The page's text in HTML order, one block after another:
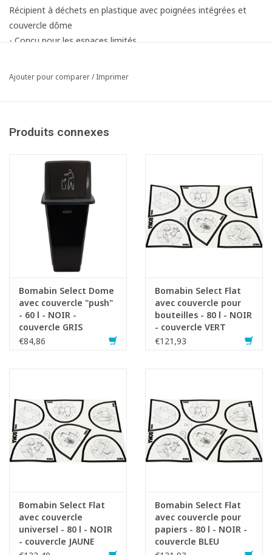
Récipient à déchets en plastique avec poignées intégrées et
couvercle dôme
- Conçu pour les espaces limités
- Facile à nettoyer et à entretenir
Article composé des éléments suivants:
1x750344 Couvercle " Push" pour poubelle Bomabin Select Flat
Fiche produit
Ajouter pour comparer/Imprimer
Produits connexes
Bomabin Select Dome
avec couvercle "push"
- 60 l - NOIR -
couvercle GRIS
€84,86
Bomabin Select Flat
avec couvercle pour
bouteilles - 80 l - NOIR
- couvercle VERT
€121,93
Bomabin Select Flat
avec couvercle
universel - 80 l - NOIR
- couvercle JAUNE
Bomabin Select Flat
avec couvercle pour
papiers - 80 l - NOIR -
couvercle BLEU